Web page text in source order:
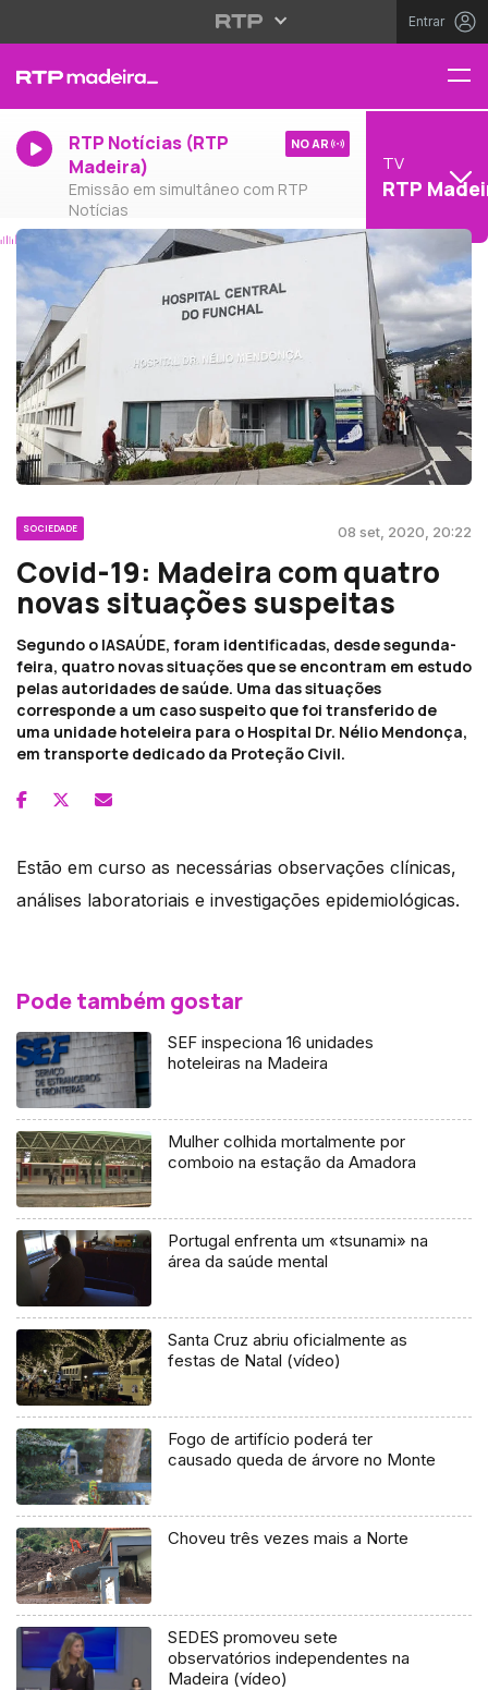
Entrar
RTP Notícias (RTP
Madeira)
Emissão em simultâneo com RTP
Notícias
NO AR
TV
RTP
SOCIEDADE 08 set, 2020, 20:22
Covid-19: Madeira com quatro
novas situações suspeitas
Segundo o IASAÚDE, foram identificadas, desde segunda-
feira, quatro novas situações que se encontram em estudo
pelas autoridades de saúde. Uma das situações
corresponde a um caso suspeito que foi transferido de
uma unidade hoteleira para o Hospital Dr. Nélio Mendonça,
em transporte dedicado da Proteção Civil.
Estão em curso as necessárias observações clínicas,
análises laboratoriais e investigações epidemiológicas.
Pode também gostar
SEF inspeciona 16 unidades
hoteleiras na Madeira
Mulher colhida mortalmente por
comboio na estação da Amadora
Portugal enfrenta um «tsunami» na
área da saúde mental
Santa Cruz abriu oficialmente as
festas de Natal (vídeo)
Fogo de artifício poderá ter
causado queda de árvore no Monte
Choveu três vezes mais a Norte
SEDES promoveu sete
observatórios independentes na
Madeira (vídeo)